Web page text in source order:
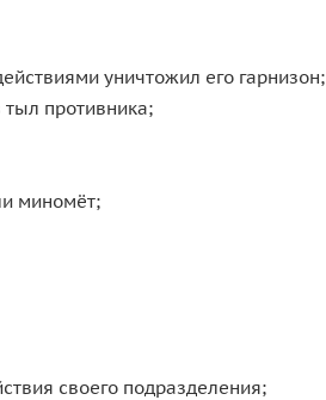
уничтожил его гарнизон;
противника;
миномёт;
своего подразделения;